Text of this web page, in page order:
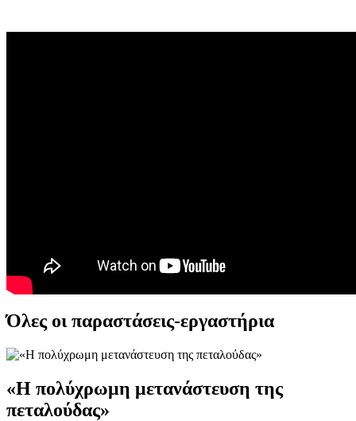
Όλες οι παραστάσεις-εργαστήρια
«Η πολύχρωμη μετανάστευση της
πεταλούδας»